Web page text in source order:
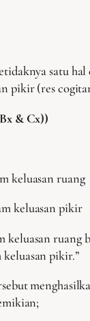
satu
pikir (res
& Cx))
keluasan ruang
keluasan pikir
keluasan ruang
pikir.”